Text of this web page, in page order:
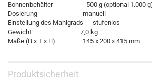
Bohnenbehälter 500 g (optional 1.000
Dosierung manuell
Einstellung des Mahlgrads stufenlos
Gewicht 7,0 kg
Maße (B x T x H) 145 x 200 x 415 mm
Produktsicherheit